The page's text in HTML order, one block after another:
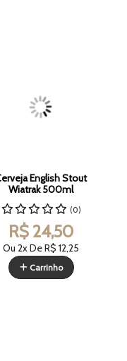
English Stout
Wiatrak 500ml
(0)
R$ 24,50
Ou 2x DeR$ 12,25
Carrinho